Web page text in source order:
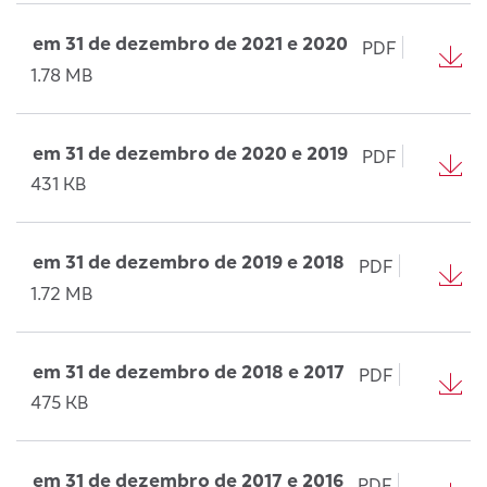
em 31 de dezembro de 2021 e 2020
PDF
1.78 MB
em 31 de dezembro de 2020 e 2019
PDF
431 KB
em 31 de dezembro de 2019 e 2018
PDF
1.72 MB
em 31 de dezembro de 2018 e 2017
PDF
475 KB
em 31 de dezembro de 2017 e 2016